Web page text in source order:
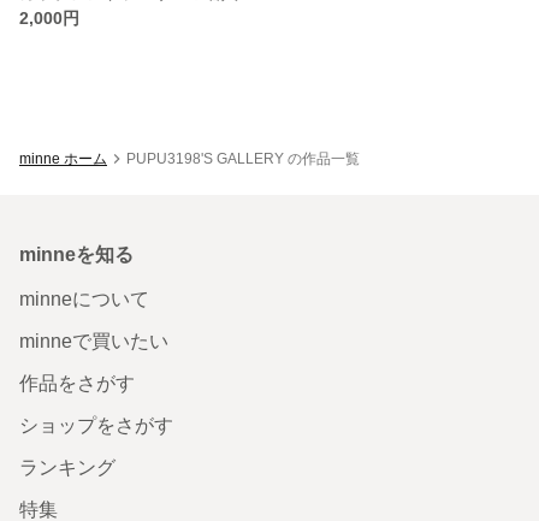
2,000円
minne ホーム PUPU3198'S GALLERY の作品一覧
minneを知る
minneについて
minneで買いたい
作品をさがす
ショップをさがす
ランキング
特集